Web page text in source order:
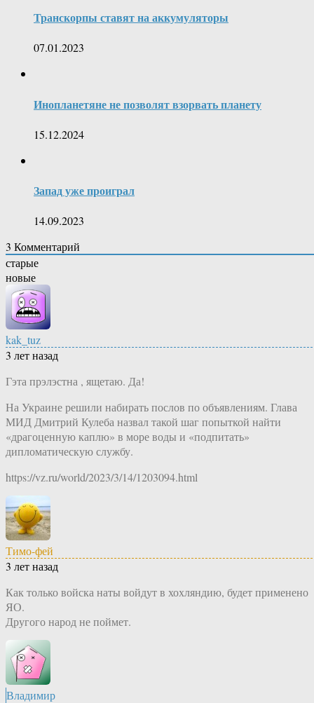
Транскорпы ставят на аккумуляторы
07.01.2023
Инопланетяне не позволят взорвать планету
15.12.2024
Запад уже проиграл
14.09.2023
3 Комментарий
старые
новые
kak_tuz
3 лет назад
Гэта прэлэстна , ящетаю. Да!
На Украине решили набирать послов по объявлениям. Глава
МИД Дмитрий Кулеба назвал такой шаг попыткой найти
«драгоценную каплю» в море воды и «подпитать»
дипломатическую службу.
https://vz.ru/world/2023/3/14/1203094.html
Тимо-фей
3 лет назад
Как только войска наты войдут в хохляндию, будет применено
ЯО.
Другого народ не поймет.
Владимир